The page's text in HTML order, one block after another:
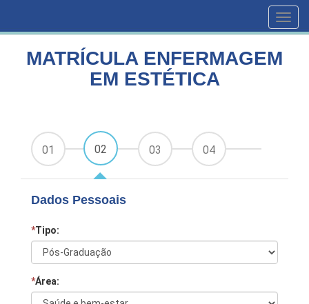
MATRÍCULA ENFERMAGEM EM ESTÉTICA
MATRÍCULA ENFERMAGEM
EM ESTÉTICA
01 02 03 04
Dados Pessoais
*Tipo:
*Área: